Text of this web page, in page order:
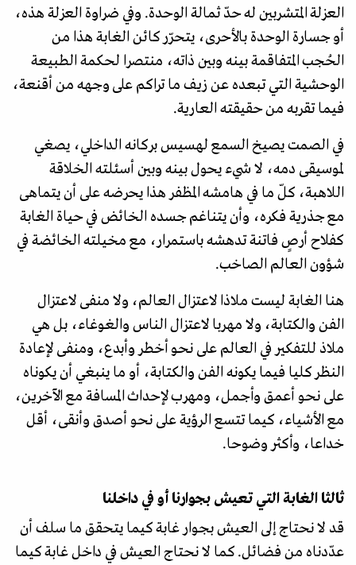
العزلة المتشربين له حدّ ثمالة الوحدة. وفي ضراوة العزلة هذه،
أو جسارة الوحدة بالأحرى، يتحرّر كائن الغابة هذا من
الحُجب المتفاقمة بينه وبين ذاته، منتصرا لحكمة الطبيعة
الوحشية التي تبعده عن زيف ما تراكم على وجهه من أقنعة،
فيما تقربه من حقيقته العارية.
في الصمت يصيخ السمع لهسيس بركانه الداخلي، يصغي
لموسيقى دمه، لا شيء يحول بينه وبين أسئلته الخلاقة
اللاهبة، كلّ ما في هامشه المظفر هذا يحرضه على أن يتماهى
مع جذرية فكره، وأن يتناغم جسده الخائض في حياة الغابة
كفلاح أرصٍ فاتنة تدهشه باستمرار، مع مخيلته الخائضة في
شؤون العالم الصاخب.
هنا الغابة ليست ملاذا لاعتزال العالم، ولا منفى لاعتزال
الفن والكتابة، ولا مهربا لاعتزال الناس والغوغاء، بل هي
ملاذ للتفكير في العالم على نحو أخطر وأبدع، ومنفى لإعادة
النظر كليا فيما يكونه الفن والكتابة، أو ما ينبغي أن يكوناه
على نحو أعمق وأجمل، ومهرب لإحداث المسافة مع الآخرين،
مع الأشياء، كيما تتسع الرؤية على نحو أصدق وأنقى، أقل
خداعا، وأكثر وضوحا.
ثالثا الغابة التي تعيش بجوارنا أو في داخلنا
قد لا نحتاج إلى العيش بجوار غابة كيما يتحقق ما سلف أن
عدّدناه من فضائل. كما لا نحتاج العيش في داخل غابة كيما